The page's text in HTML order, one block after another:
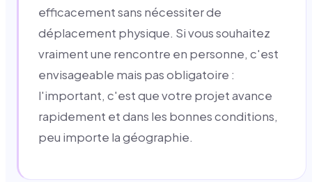
efficacement sans nécessiter de
déplacement physique. Si vous souhaitez
vraiment une rencontre en personne, c'est
envisageable mais pas obligatoire :
l'important, c'est que votre projet avance
rapidement et dans les bonnes conditions,
peu importe la géographie.